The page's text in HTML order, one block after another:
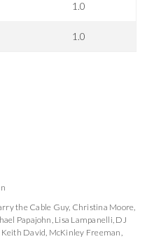
1.0
1.0
the Cable Guy, Christina Moore,
Papajohn, Lisa Lampanelli, DJ
Keith David, McKinley Freeman,